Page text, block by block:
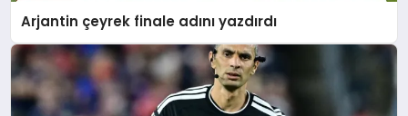
Arjantin çeyrek finale adını yazdırdı